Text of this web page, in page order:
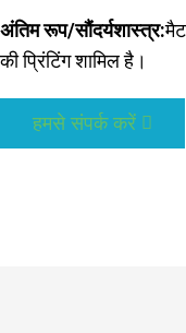
अंतिम रूप/सौंदर्यशास्त्र:
की प्रिंटिंग शामिल है।
हमसे संपर्क करें